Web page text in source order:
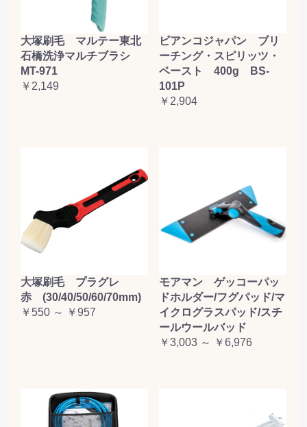
大塚刷毛 マルテー東北
石橋洗浄マルチブラシ
MT-971
￥2,149
ビアンコジャパン ブリ
ーチング・スピリッツ・
ペースト 400g BS-
101P
￥2,904
大塚刷毛 プラグレ
赤 (30/40/50/60/70mm)
￥550 ～ ￥957
モアマン ゲッコーパッ
ドホルダー/フグパッド/マ
イクログラスパッド/スチ
ールウールバッド
￥3,003 ～ ￥6,976